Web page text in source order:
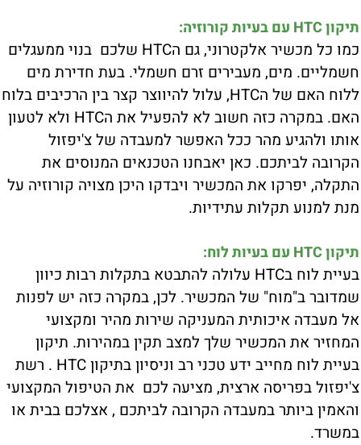
תיקון HTC עם בעיות קורוזיה:
כמו כל מכשיר אלקטרוני, גם הHTC שלכם בנוי ממעגלים
חשמליים. מים, מעבירים זרם חשמלי. בעת חדירת מים
ללוח האם של הHTC, עלול להיווצר קצר בין הרכיבים בלוח
האם. במקרה כזה חשוב לא להפעיל את הHTC ולא לטעון
אותו ולהגיע מהר ככל האפשר למעבדה של צ'יפזול
הקרובה לביתכם. כאן יאבחנו הטכנאים המנוסים את
התקלה, יפרקו את המכשיר ויבדקו היכן מצויה קורוזיה על
מנת למנוע תקלות עתידיות.
תיקון HTC עם בעיות לוח:
בעיית לוח בHTC עלולה להתבטא בתקלות רבות כיוון
שמדובר ב"מוח" של המכשיר. לכן, במקרה כזה יש לפנות
אל מעבדה איכותית המעניקה שירות מהיר ומקצועי
המחזיר את המכשיר שלך למצב תקין במהירות. תיקון
בעיית לוח מחייב ידע טכני רב וניסיון בתיקון HTC . רשת
צ'יפזול בפריסה ארצית, מציעה לכם את הטיפול המקצועי
והאמין ביותר במעבדה הקרובה לביתכם , אצלכם בבית או
במשרד.